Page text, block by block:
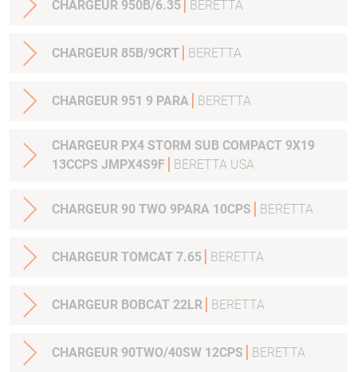
CHARGEUR 950B/6.35 BERETTA
CHARGEUR 85B/9CRT BERETTA
CHARGEUR 951 9 PARA BERETTA
CHARGEUR PX4 STORM SUB COMPACT 9X19
13CCPS JMPX4S9F
BERETTA USA
CHARGEUR 90 TWO 9PARA 10CPS BERETTA
CHARGEUR TOMCAT 7.65 BERETTA
CHARGEUR BOBCAT 22LR BERETTA
CHARGEUR 90TWO/40SW 12CPS BERETTA